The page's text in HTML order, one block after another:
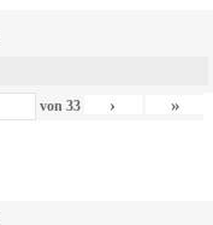
von 33 › »